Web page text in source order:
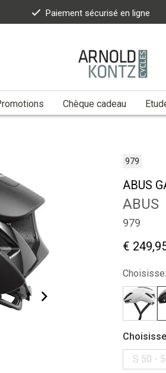
Paiement sécurisé en ligne
Chèque cadeau
979
ABUS
ABUS
979
€
S 50 -